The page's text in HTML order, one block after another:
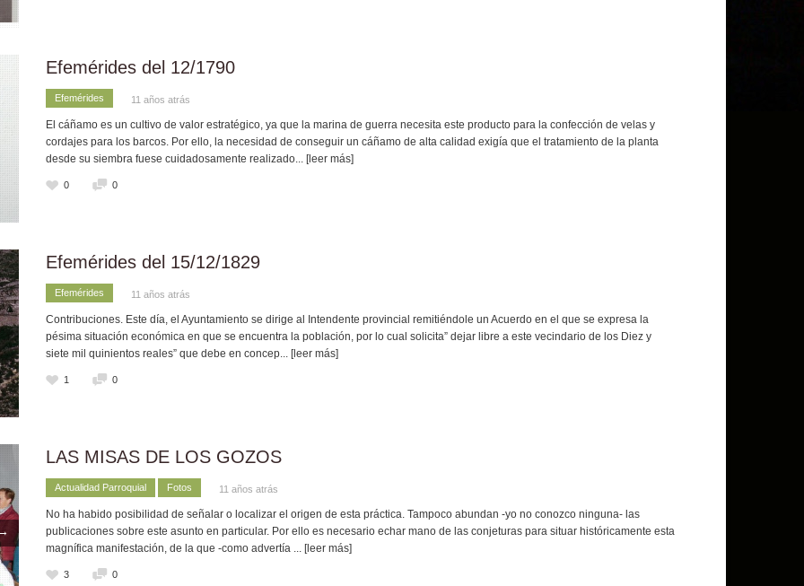
Efemérides del 12/1790
Efemérides 11 años atrás
El cáñamo es un cultivo de valor estratégico, ya que la marina de guerra necesita este producto para la confección de velas y
cordajes para los barcos. Por ello, la necesidad de conseguir un cáñamo de alta calidad exigía que el tratamiento de la planta
desde su siembra fuese cuidadosamente realizado... [leer más]
0 0
Efemérides del 15/12/1829
Efemérides 11 años atrás
Contribuciones. Este día, el Ayuntamiento se dirige al Intendente provincial remitiéndole un Acuerdo en el que se expresa la
pésima situación económica en que se encuentra la población, por lo cual solicita” dejar libre a este vecindario de los Diez y
siete mil quinientos reales” que debe en concep... [leer más]
1 0
LAS MISAS DE LOS GOZOS
Actualidad Parroquial Fotos 11 años atrás
No ha habido posibilidad de señalar o localizar el origen de esta práctica. Tampoco abundan -yo no conozco ninguna- las
publicaciones sobre este asunto en particular. Por ello es necesario echar mano de las conjeturas para situar históricamente esta
magnífica manifestación, de la que -como advertía ... [leer más]
3 0